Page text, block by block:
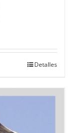
Detalles